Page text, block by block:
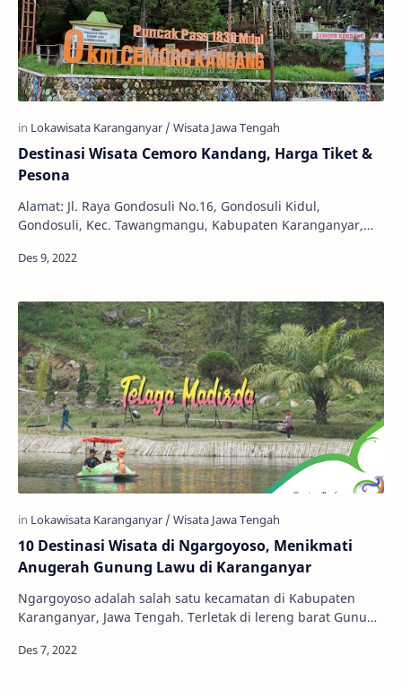
Destinasi Wisata Cemoro Kandang, Harga Tiket &
Pesona
Alamat: Jl. Raya Gondosuli No.16, Gondosuli Kidul,
Gondosuli, Kec. Tawangmangu, Kabupaten Karanganyar,
10 Destinasi Wisata di Ngargoyoso, Menikmati
Anugerah Gunung Lawu di Karanganyar
Ngargoyoso adalah salah satu kecamatan di Kabupaten
Karanganyar, Jawa Tengah. Terletak di lereng barat Gunung